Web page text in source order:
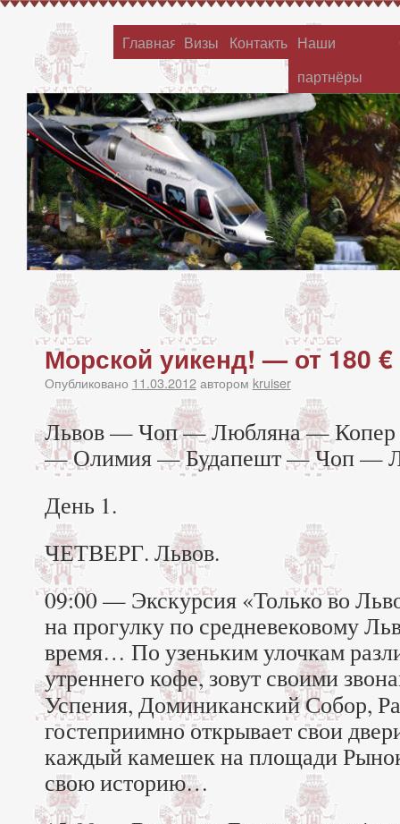
Главная Визы Контакты Наши
партнёры
Морской уикенд! — от 180 €
Опубликовано 11.03.2012 автором kruiser
Львов — Чоп — Любляна — Копер
— Олимия — Будапешт — Чоп —
День 1.
ЧЕТВЕРГ. Львов.
09:00 — Экскурсия «Только во
на прогулку по средневековому
время… По узеньким улочкам
утреннего кофе, зовут своими
Успения, Доминиканский Собор,
гостеприимно открывает свои
каждый камешек на площади Рынок
свою историю…